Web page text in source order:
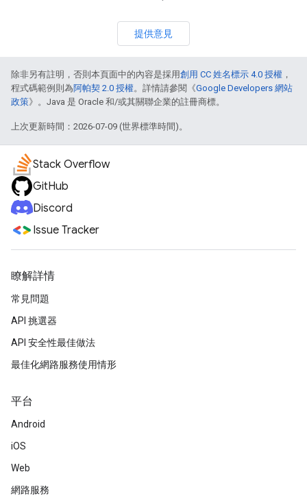
提供意見
除非另有註明，否則本頁面中的內容是採用創用 CC 姓名標示 4.0 授權 ，
程式碼範例則為阿帕契 2.0 授權。詳情請參閱《Google Developers 網站
政策》。Java 是 Oracle 和/或其關聯企業的註冊商標。
上次更新時間：2026-07-09 (世界標準時間)。
Stack Overflow
GitHub
Discord
Issue Tracker
瞭解詳情
常見問題
API 挑選器
API 安全性最佳做法
最佳化網路服務使用情形
平台
Android
iOS
Web
網路服務